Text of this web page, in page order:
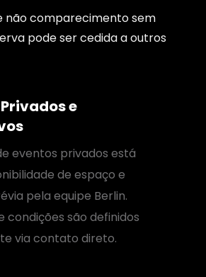
não comparecimento sem
pode ser cedida a outros
e
eventos privados está
de espaço e
pela equipe Berlin.
condições são definidos
via contato direto.